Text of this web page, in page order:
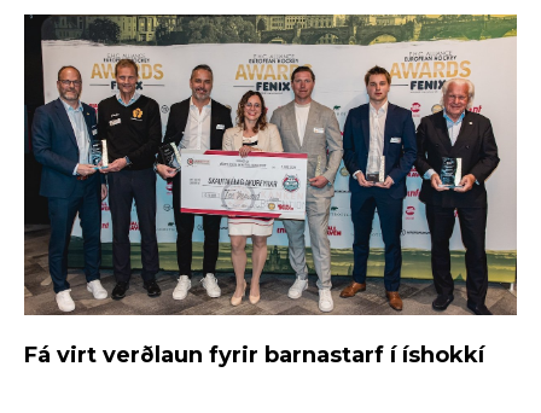
Fá virt verðlaun fyrir barnastarf í íshokkí